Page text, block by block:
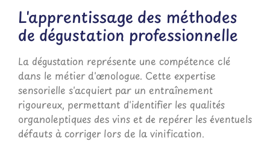
L'apprentissage des méthodes
de dégustation professionnelle
La dégustation représente une compétence clé
dans le métier d'œnologue. Cette expertise
sensorielle s'acquiert par un entraînement
rigoureux, permettant d'identifier les qualités
organoleptiques des vins et de repérer les éventuels
défauts à corriger lors de la vinification.